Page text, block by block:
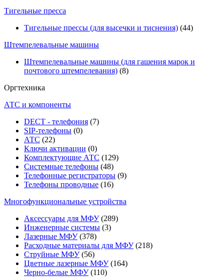
Тигельные пресса
Тигельные прессы (для высечки и тиснения) (44)
Штемпелевальные машины
Штемпелевальные машины (для гашения марок и
почтового штемпелевания) (8)
Оргтехника
АТС и компоненты
DECT - телефония (7)
SIP-телефоны (0)
АТС (22)
Ключи активации (0)
Комплектующие АТС (129)
Системные телефоны (48)
Телефонные регистраторы (9)
Телефоны проводные (16)
Многофункциональные устройства
Аксессуары для МФУ(289)
Инженерные системы (3)
Лазерные МФУ(378)
Расходные материалы для МФУ(218)
Струйные МФУ(56)
Цветные лазерные МФУ(164)
Черно-белые МФУ(110)